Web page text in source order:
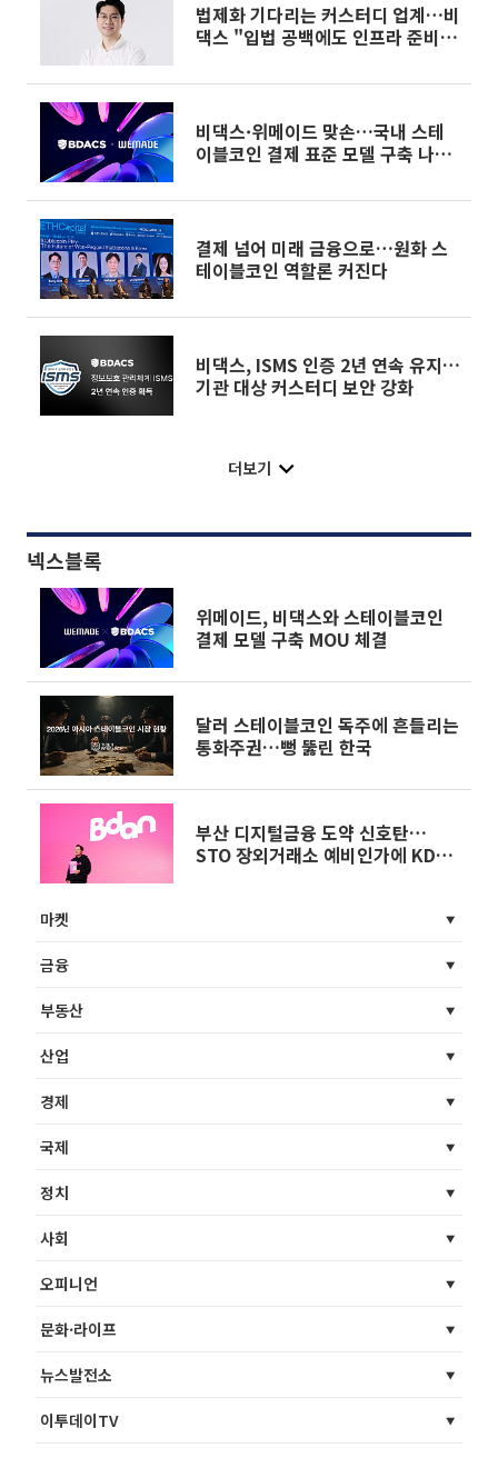
법제화 기다리는 커스터디 업계…비
댁스 "입법 공백에도 인프라 준비
②]
비댁스·위메이드 맞손…국내 스테
이블코인 결제 표준 모델 구축 나선
결제 넘어 미래 금융으로…원화 스
테이블코인 역할론 커진다
비댁스, ISMS 인증 2년 연속 유지…
기관 대상 커스터디 보안 강화
더보기
넥스블록
위메이드, 비댁스와 스테이블코인
결제 모델 구축 MOU 체결
달러 스테이블코인 독주에 흔들리는
통화주권…뻥 뚫린 한국
부산 디지털금융 도약 신호탄…
STO 장외거래소 예비인가에 KDX
마켓
금융
부동산
산업
경제
국제
정치
사회
오피니언
문화·라이프
뉴스발전소
이투데이TV